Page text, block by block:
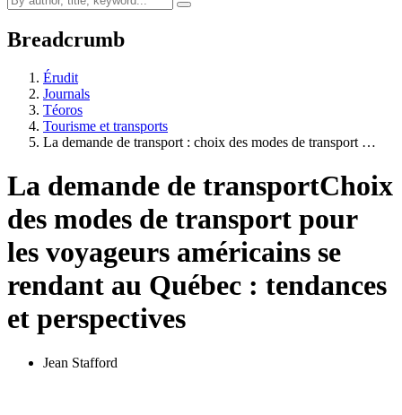
Breadcrumb
Érudit
Journals
Téoros
Tourisme et transports
La demande de transport : choix des modes de transport …
La demande de transportChoix
des modes de transport pour
les voyageurs américains se
rendant au Québec : tendances
et perspectives
Jean Stafford